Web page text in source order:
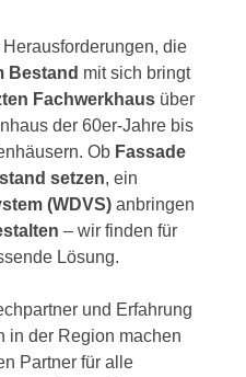
die
Bestand mit sich bringt
Fachwerkhausüber
der 60er-Jahre bis
Ob Fassade
setzen, ein
(WDVS)anbringen
– wir finden für
Lösung.
und Erfahrung
in der Region machen
Partner für alle